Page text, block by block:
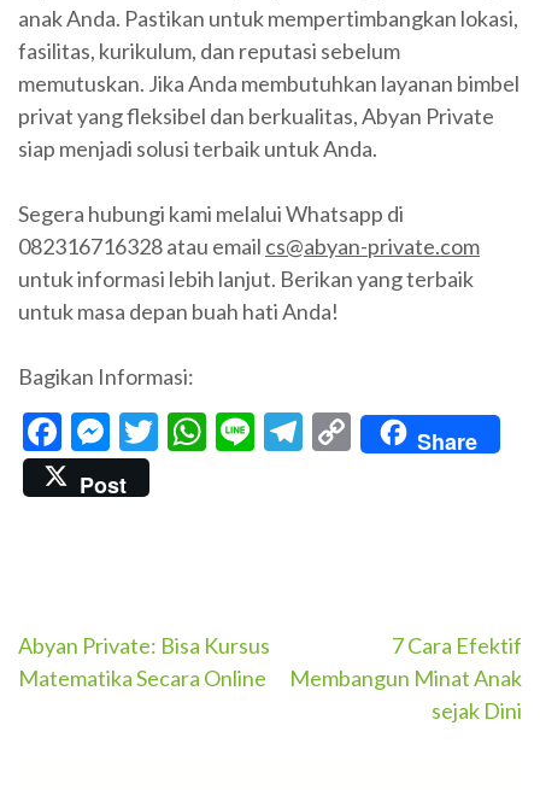
anak Anda. Pastikan untuk mempertimbangkan lokasi,
fasilitas, kurikulum, dan reputasi sebelum
memutuskan. Jika Anda membutuhkan layanan bimbel
privat yang fleksibel dan berkualitas, Abyan Private
siap menjadi solusi terbaik untuk Anda.
Segera hubungi kami melalui Whatsapp di
082316716328 atau email cs@abyan-private.com
untuk informasi lebih lanjut. Berikan yang terbaik
untuk masa depan buah hati Anda!
Bagikan Informasi:
Facebook
Messenger
Twitter
WhatsApp
LineTelegram
Copy
Link
Share
Post
Navigasi
Abyan Private: Bisa Kursus
Matematika Secara Online
7 Cara Efektif
Membangun Minat Anak
sejak Dini